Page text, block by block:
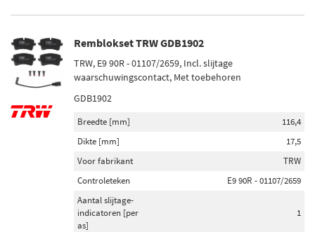
Remblokset TRW GDB1902
TRW, E9 90R - 01107/2659, Incl. slijtage
waarschuwingscontact, Met toebehoren
GDB1902
Breedte [mm]
116,4
Dikte [mm]
17,5
Voor fabrikant
TRW
Controleteken
E9 90R - 01107/2659
Aantal slijtage-
indicatoren [per
as]
1